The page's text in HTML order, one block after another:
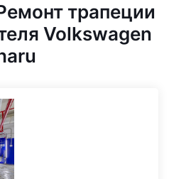
трапеции
Volkswagen